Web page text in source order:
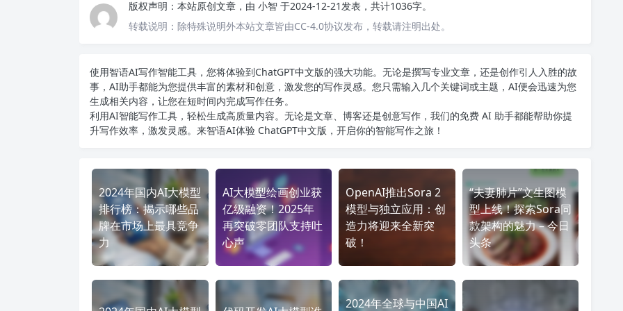
版权声明： 本站原创文章，由 小智 于2024-12-21发表，共计1036字。
转载说明： 除特殊说明外本站文章皆由CC-4.0协议发布，转载请注明出处。
使用智语AI写作智能工具，您将体验到ChatGPT中文版的强大功能。无论是撰写专业文章，还是创作引人入胜的故
事，AI助手都能为您提供丰富的素材和创意，激发您的写作灵感。您只需输入几个关键词或主题，AI便会迅速为您
生成相关内容，让您在短时间内完成写作任务。
利用AI智能写作工具，轻松生成高质量内容。无论是文章、博客还是创意写作，我们的免费 AI 助手都能帮助你提
升写作效率，激发灵感。来智语AI体验 ChatGPT中文版 ，开启你的智能写作之旅！
2024年国内AI大模型
排行榜：揭示哪些品
牌在市场上最具竞争
力
AI大模型绘画创业获
亿级融资！2025年
再突破零团队支持吐
心声
OpenAI推出Sora 2
模型与独立应用：创
造力将迎来全新突
破！
“夫妻肺片”文生图模
型上线！探索Sora同
款架构的魅力 – 今日
头条
2024年全球与中国AI